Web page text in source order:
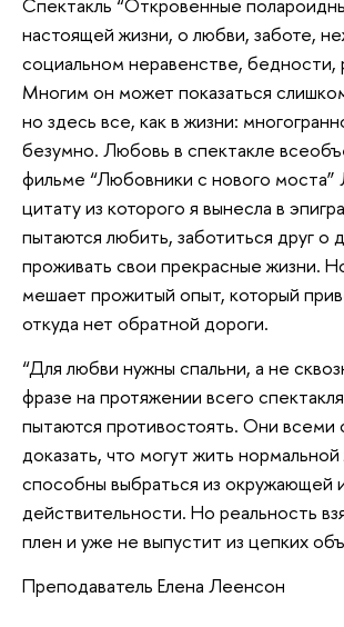
Спектакль “Откровенные
настоящей жизни, о любви, заботе,
социальном неравенстве, бедности,
Многим он может показаться
но здесь все, как в жизни:
безумно. Любовь в спектакле
фильме “Любовники с нового моста”
цитату из которого я вынесла в
пытаются любить, заботиться друг о
проживать свои прекрасные жизни.
мешает прожитый опыт, который
откуда нет обратной дороги.
“Для любви нужны спальни, а не
фразе на протяжении всего
пытаются противостоять. Они всеми
доказать, что могут жить
способны выбраться из окружающей
действительности. Но реальность
плен и уже не выпустит из цепких
Преподаватель Елена Леенсон